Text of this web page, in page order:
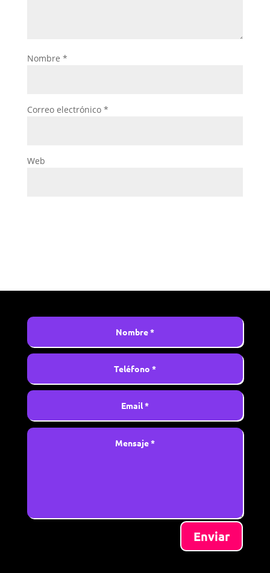
Nombre *
Correo electrónico *
Web
Enviar